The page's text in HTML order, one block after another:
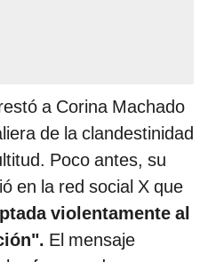
a Corina Machado
de la clandestinidad
Poco antes, su
en la red social X que
violentamente al
El mensaje